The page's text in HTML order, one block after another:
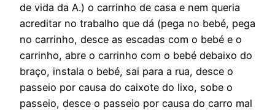
de vida da A.) o carrinho de casa e nem queria
acreditar no trabalho que dá (pega no bebé, pega
no carrinho, desce as escadas com o bebé e o
carrinho, abre o carrinho com o bebé debaixo do
braço, instala o bebé, sai para a rua, desce o
passeio por causa do caixote do lixo, sobe o
passeio, desce o passeio por causa do carro mal